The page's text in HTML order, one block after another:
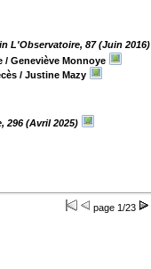
in L'Observatoire, 87 (Juin 2016)
/ Geneviève Monnoye
/ Justine Mazy
296 (Avril 2025)
page 1/23